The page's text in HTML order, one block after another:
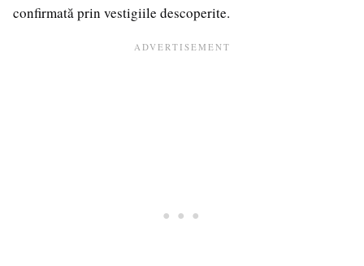
confirmată prin vestigiile descoperite.